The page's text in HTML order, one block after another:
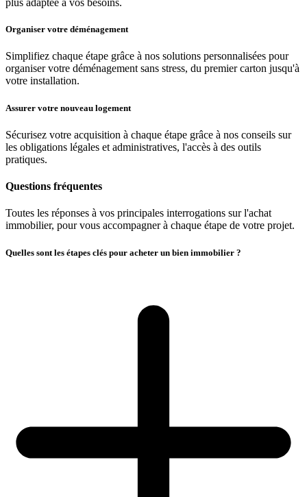
plus adaptée à vos besoins.
Organiser votre déménagement
Simplifiez chaque étape grâce à nos solutions personnalisées pour
organiser votre déménagement sans stress, du premier carton jusqu'à
votre installation.
Assurer votre nouveau logement
Sécurisez votre acquisition à chaque étape grâce à nos conseils sur
les obligations légales et administratives, l'accès à des outils
pratiques.
Questions fréquentes
Toutes les réponses à vos principales interrogations sur l'achat
immobilier, pour vous accompagner à chaque étape de votre projet.
Quelles sont les étapes clés pour acheter un bien immobilier ?